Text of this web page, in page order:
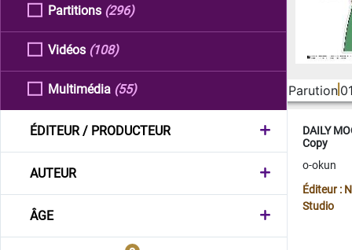
Partitions (296)
Vidéos (108)
Multimédia (55)
ÉDITEUR / PRODUCTEUR
AUTEUR
ÂGE
Parution
DAILY
Copy
o-okun
Éditeur :
Studio